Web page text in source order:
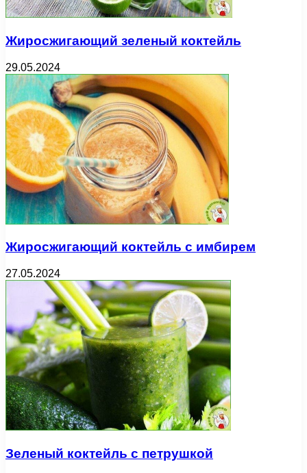
Жиросжигающий зеленый коктейль
29.05.2024
Жиросжигающий коктейль с имбирем
27.05.2024
Зеленый коктейль с петрушкой